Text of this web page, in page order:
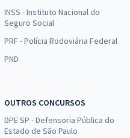
INSS - Instituto Nacional do
Seguro Social
PRF - Polícia Rodoviária Federal
PND
OUTROS CONCURSOS
DPE SP - Defensoria Pública do
Estado de São Paulo